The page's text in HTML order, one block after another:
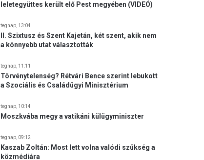
leletegyüttes került elő Pest megyében (VIDEÓ)
tegnap, 13:04
II. Szixtusz és Szent Kajetán, két szent, akik nem
a könnyebb utat választották
tegnap, 11:11
Törvénytelenség? Rétvári Bence szerint lebukott
a Szociális és Családügyi Minisztérium
tegnap, 10:14
Moszkvába megy a vatikáni külügyminiszter
tegnap, 09:12
Kaszab Zoltán: Most lett volna valódi szükség a
közmédiára